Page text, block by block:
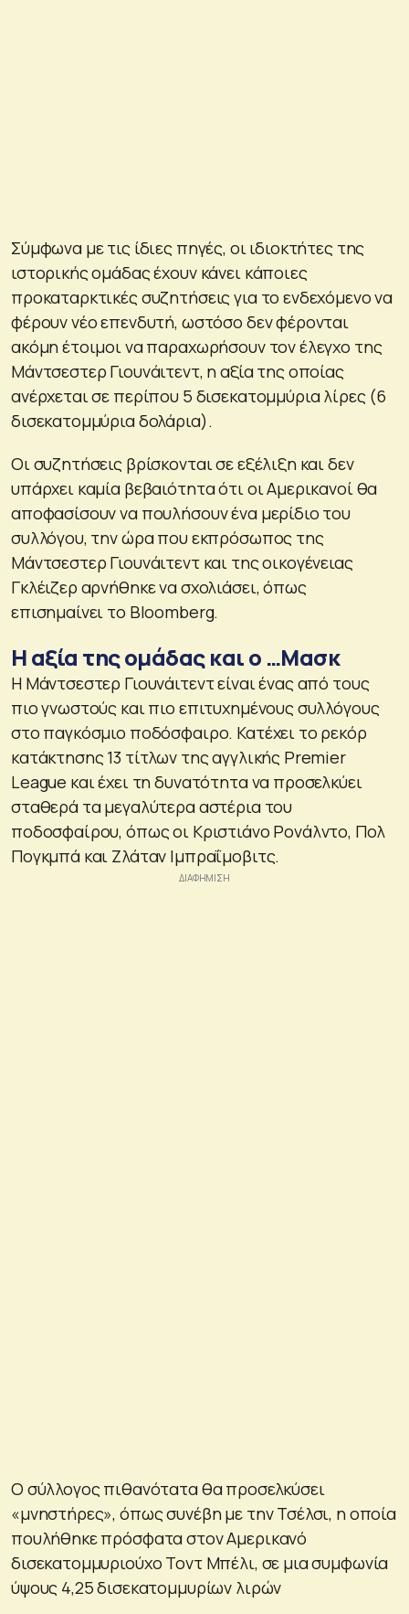
Σύμφωνα με τις ίδιες πηγές, οι ιδιοκτήτες της
ιστορικής ομάδας έχουν κάνει κάποιες
προκαταρκτικές συζητήσεις για το ενδεχόμενο να
φέρουν νέο επενδυτή, ωστόσο δεν φέρονται
ακόμη έτοιμοι να παραχωρήσουν τον έλεγχο της
Μάντσεστερ Γιουνάιτεντ, η αξία της οποίας
ανέρχεται σε περίπου 5 δισεκατομμύρια λίρες (6
δισεκατομμύρια δολάρια).
Οι συζητήσεις βρίσκονται σε εξέλιξη και δεν
υπάρχει καμία βεβαιότητα ότι οι Αμερικανοί θα
αποφασίσουν να πουλήσουν ένα μερίδιο του
συλλόγου, την ώρα που εκπρόσωπος της
Μάντσεστερ Γιουνάιτεντ και της οικογένειας
Γκλέιζερ αρνήθηκε να σχολιάσει, όπως
επισημαίνει το Bloomberg.
Η αξία της ομάδας και ο …Μασκ
Η Μάντσεστερ Γιουνάιτεντ είναι ένας από τους
πιο γνωστούς και πιο επιτυχημένους συλλόγους
στο παγκόσμιο ποδόσφαιρο. Κατέχει το ρεκόρ
κατάκτησης 13 τίτλων της αγγλικής Premier
League και έχει τη δυνατότητα να προσελκύει
σταθερά τα μεγαλύτερα αστέρια του
ποδοσφαίρου, όπως οι Κριστιάνο Ρονάλντο, Πολ
Πογκμπά και Ζλάταν Ιμπραΐμοβιτς.
Ο σύλλογος πιθανότατα θα προσελκύσει
«μνηστήρες», όπως συνέβη με την Τσέλσι, η οποία
πουλήθηκε πρόσφατα στον Αμερικανό
δισεκατομμυριούχο Τοντ Μπέλι, σε μια συμφωνία
ύψους 4,25 δισεκατομμυρίων λιρών